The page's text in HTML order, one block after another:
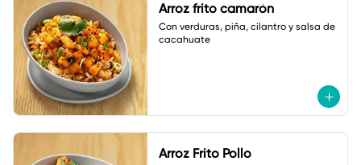
Arroz frito camarón
Con verduras, piña, cilantro y salsa de
cacahuate
Arroz Frito Pollo